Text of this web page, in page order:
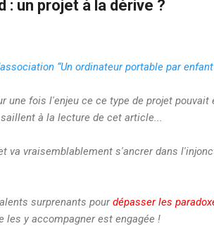
: un projet à la dérive ?
“Un ordinateur portable par
une fois l'enjeu ce ce type de projet
à la lecture de cet article...
va vraisemblablement s'ancrer dans
surprenants pourdépasser les
les y accompagner est engagée !